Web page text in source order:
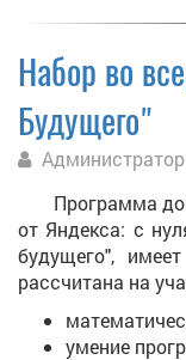
Набор во
Будущего"
Программа
от Яндекса: с
будущего",
рассчитана на
умение